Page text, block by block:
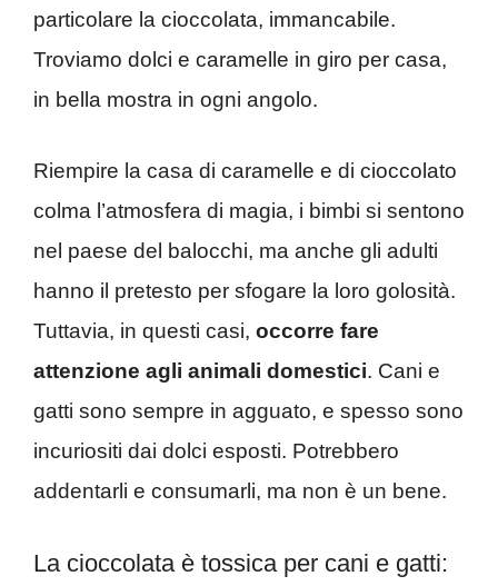
particolare la cioccolata, immancabile.
Troviamo dolci e caramelle in giro per casa,
in bella mostra in ogni angolo.
Riempire la casa di caramelle e di cioccolato
colma l’atmosfera di magia, i bimbi si sentono
nel paese del balocchi, ma anche gli adulti
hanno il pretesto per sfogare la loro golosità.
Tuttavia, in questi casi, occorre fare
attenzione agli animali domestici. Cani e
gatti sono sempre in agguato, e spesso sono
incuriositi dai dolci esposti. Potrebbero
addentarli e consumarli, ma non è un bene.
La cioccolata è tossica per cani e gatti: